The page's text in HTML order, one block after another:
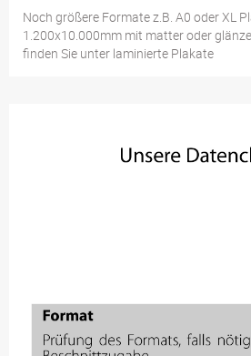
Noch größere Formate z.B. A0 oder XL
1.200x10.000mm mit matter oder
finden Sie unter laminierte Plakate